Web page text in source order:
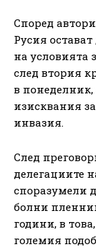
Според
Русия
на условията
след втория
в
изисквания
инвазия.
След
делегациите
споразумели
болни
години, в
големия